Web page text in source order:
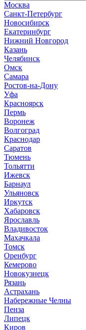
Москва
Санкт-Петербург
Новосибирск
Екатеринбург
Нижний Новгород
Казань
Челябинск
Омск
Самара
Ростов-на-Дону
Уфа
Красноярск
Пермь
Воронеж
Волгоград
Краснодар
Саратов
Тюмень
Тольятти
Ижевск
Барнаул
Ульяновск
Иркутск
Хабаровск
Ярославль
Владивосток
Махачкала
Томск
Оренбург
Кемерово
Новокузнецк
Рязань
Астрахань
Набережные Челны
Пенза
Липецк
Киров